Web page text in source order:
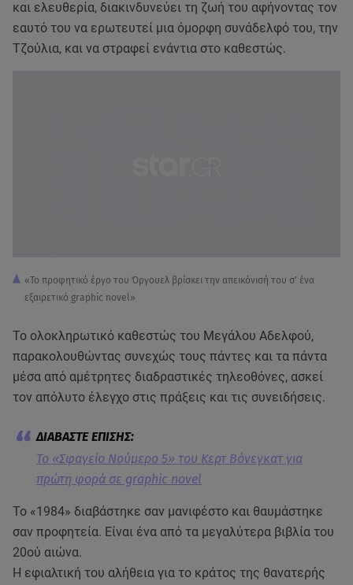
και ελευθερία, διακινδυνεύει τη ζωή του αφήνοντας τον
εαυτό του να ερωτευτεί μια όμορφη συνάδελφό του, την
Τζούλια, και να στραφεί ενάντια στο καθεστώς.
«​Το προφητικό έργο του Όργουελ βρίσκει την απεικόνισή του σ' ένα
εξαιρετικό graphic novel»
Το ολοκληρωτικό καθεστώς του Μεγάλου Αδελφού,
παρακολουθώντας συνεχώς τους πάντες και τα πάντα
μέσα από αμέτρητες διαδραστικές τηλεοθόνες, ασκεί
τον απόλυτο έλεγχο στις πράξεις και τις συνειδήσεις.
Το «Σφαγείο Νούμερο 5» του Κερτ Βόνεγκατ για
πρώτη φορά σε graphic novel
Το «1984» διαβάστηκε σαν μανιφέστο και θαυμάστηκε
σαν προφητεία. Είναι ένα από τα μεγαλύτερα βιβλία του
20ού αιώνα.
Η εφιαλτική του αλήθεια για το κράτος της θανατερής